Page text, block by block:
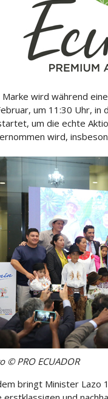
Marke wird während
um 11:30 Uhr, in
um die echte
wird,
© PRO ECUADOR
bringt Minister Lazo